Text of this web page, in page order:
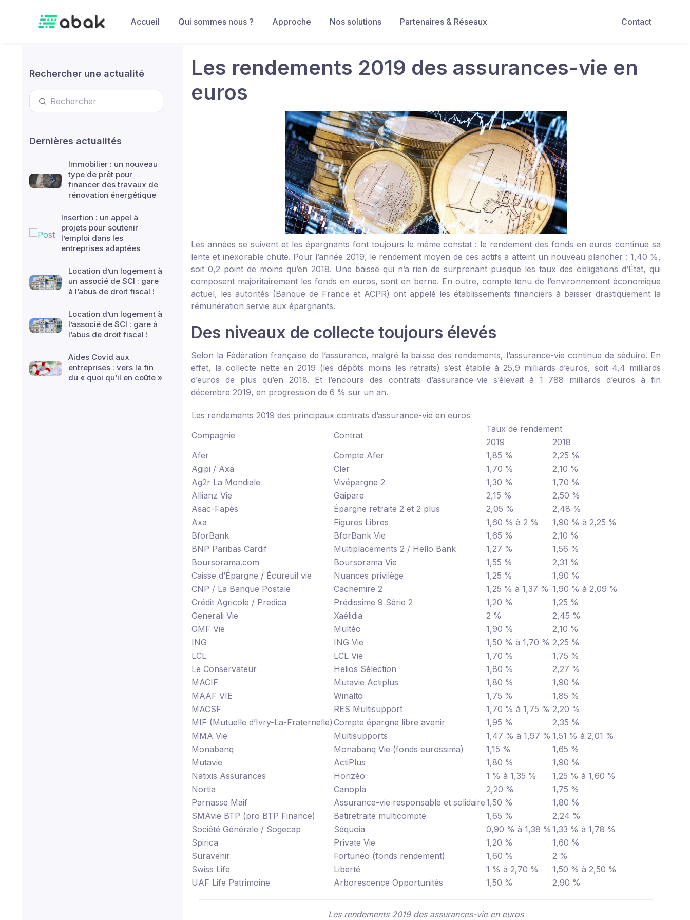
Contact
Accueil Qui sommes nous ? Approche Nos solutions Partenaires & Réseaux
Rechercher une actualité
Dernières actualités
Immobilier : un nouveau
type de prêt pour
financer des travaux de
rénovation énergétique
Insertion : un appel à
projets pour soutenir
l’emploi dans les
entreprises adaptées
Location d’un logement à
un associé de SCI : gare
à l’abus de droit fiscal !
Location d’un logement à
l’associé de SCI : gare à
l’abus de droit fiscal !
Aides Covid aux
entreprises : vers la fin
du « quoi qu’il en coûte »
Les rendements 2019 des assurances-vie en
euros
Les années se suivent et les épargnants font toujours le même constat : le rendement des fonds en euros continue sa
lente et inexorable chute. Pour l’année 2019, le rendement moyen de ces actifs a atteint un nouveau plancher : 1,40 %,
soit 0,2 point de moins qu’en 2018. Une baisse qui n’a rien de surprenant puisque les taux des obligations d’État, qui
composent majoritairement les fonds en euros, sont en berne. En outre, compte tenu de l’environnement économique
actuel, les autorités (Banque de France et ACPR) ont appelé les établissements financiers à baisser drastiquement la
rémunération servie aux épargnants.
Des niveaux de collecte toujours élevés
Selon la Fédération française de l’assurance, malgré la baisse des rendements, l’assurance-vie continue de séduire. En
effet, la collecte nette en 2019 (les dépôts moins les retraits) s’est établie à 25,9 milliards d’euros, soit 4,4 milliards
d’euros de plus qu’en 2018. Et l’encours des contrats d’assurance-vie s’élevait à 1 788 milliards d’euros à fin
décembre 2019, en progression de 6 % sur un an.
Les rendements 2019 des principaux contrats d’assurance-vie en euros
Compagnie
Contrat
Taux de rendement
2019
2018
Afer
Compte Afer 1,85 %
2,25 %
Agipi / Axa
Cler 1,70 %
2,10 %
Ag2r La Mondiale
Vivépargne 2 1,30 %
1,70 %
Allianz Vie
Gaipare 2,15 %
2,50 %
Asac-Fapès
Épargne retraite 2 et 2 plus 2,05 %
2,48 %
Axa
Figures Libres 1,60 % à 2 %
1,90 % à 2,25 %
BforBank
BforBank Vie 1,65 %
2,10 %
BNP Paribas Cardif
Multiplacements 2 / Hello Bank 1,27 %
1,56 %
Boursorama.com
Boursorama Vie 1,55 %
2,31 %
Caisse d’Épargne / Écureuil vie
Nuances privilège 1,25 %
1,90 %
CNP / La Banque Postale
Cachemire 2 1,25 % à 1,37 % 1,90 % à 2,09 %
Crédit Agricole / Predica
Prédissime 9 Série 2 1,20 %
1,25 %
Generali Vie
Xaélidia 2 %
2,45 %
GMF Vie
Multéo 1,90 %
2,10 %
ING
ING Vie 1,50 % à 1,70 % 2,25 %
LCL
LCL Vie 1,70 %
1,75 %
Le Conservateur
Helios Sélection 1,80 %
2,27 %
MACIF
Mutavie Actiplus 1,80 %
1,90 %
MAAF VIE
Winalto 1,75 %
1,85 %
MACSF
RES Multisupport 1,70 % à 1,75 % 2,20 %
MIF (Mutuelle d’Ivry-La-Fraternelle) Compte épargne libre avenir 1,95 %
2,35 %
MMA Vie
Multisupports 1,47 % à 1,97 % 1,51 % à 2,01 %
Monabanq
Monabanq Vie (fonds eurossima) 1,15 %
1,65 %
Mutavie
ActiPlus 1,80 %
1,90 %
Natixis Assurances
Horizéo 1 % à 1,35 %
1,25 % à 1,60 %
Nortia
Canopla 2,20 %
1,75 %
Parnasse Maif
Assurance-vie responsable et solidaire1,50 %
1,80 %
SMAvie BTP (pro BTP Finance)
Batiretraite multicompte 1,65 %
2,24 %
Société Générale / Sogecap
Séquoia 0,90 % à 1,38 % 1,33 % à 1,78 %
Spirica
Private Vie 1,20 %
1,60 %
Suravenir
Fortuneo (fonds rendement) 1,60 %
2 %
Swiss Life
Liberté 1 % à 2,70 %
1,50 % à 2,50 %
UAF Life Patrimoine
Arborescence Opportunités 1,50 % 2,90 %
Les rendements 2019 des assurances-vie en euros